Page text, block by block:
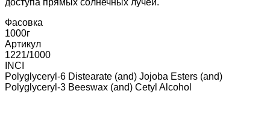
доступа прямых солнечных лучей.
Фасовка
1000г
Артикул
1221/1000
INCI
Polyglyceryl-6 Distearate (and) Jojoba Esters (and)
Polyglyceryl-3 Beeswax (and) Cetyl Alcohol